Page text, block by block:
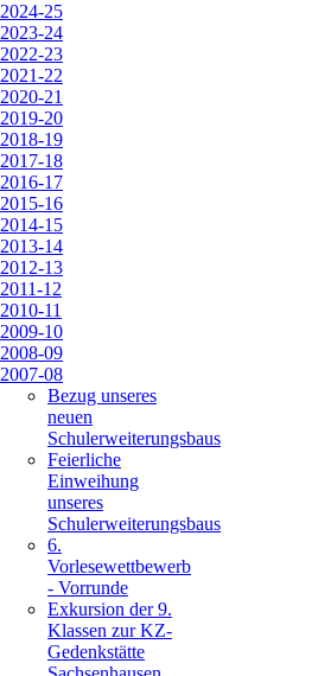
2024-25
2023-24
2022-23
2021-22
2020-21
2019-20
2018-19
2017-18
2016-17
2015-16
2014-15
2013-14
2012-13
2011-12
2010-11
2009-10
2008-09
2007-08
Bezug unseres
neuen
Schulerweiterungsbaus
Feierliche
Einweihung
unseres
Schulerweiterungsbaus
6.
Vorlesewettbewerb
- Vorrunde
Exkursion der 9.
Klassen zur KZ-
Gedenkstätte